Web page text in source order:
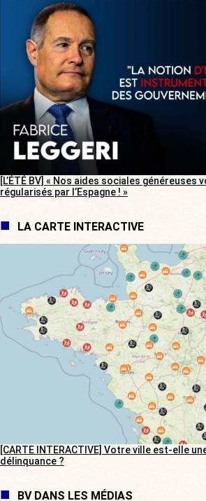
[L’ÉTÉ BV] « Nos aides sociales
régularisés par l’Espagne ! »
LA CARTE INTERACTIVE
[CARTE INTERACTIVE] Votre ville est-elle
délinquance ?
BV DANS LES MÉDIAS